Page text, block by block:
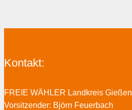
Kontakt:
FREIE WÄHLER Landkreis Gießen
Vorsitzender: Björn Feuerbach